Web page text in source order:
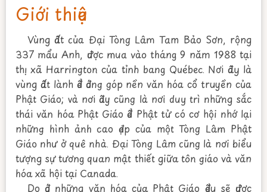
Giới thiệu
Vùng đất của Đại Tòng Lâm Tam Bảo Sơn, rộng
337 mẩu Anh, được mua vào tháng 9 năm 1988 tại
thị xã Harrington của tỉnh bang Québec. Nơi đây là
vùng đất lành để đóng góp nền văn hóa cổ truyền của
Phật Giáo; và nơi đây cũng là nơi duy trì những sắc
thái văn hóa Phật Giáo để Phật tử có cơ hội nhớ lại
những hình ảnh cao đẹp của một Tòng Lâm Phật
Giáo như ở quê nhà. Đại Tòng Lâm cũng là nơi biểu
tượng sự tương quan mật thiết giữa tôn giáo và văn
hóa xã hội tại Canada.
Do đó những văn hóa của Phật Giáo đều sẽ được